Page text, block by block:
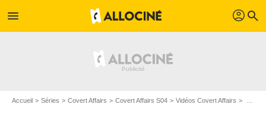
menu profil search
Accueil Séries Covert Affairs Covert Affairs S04 Vidéos Covert Affairs